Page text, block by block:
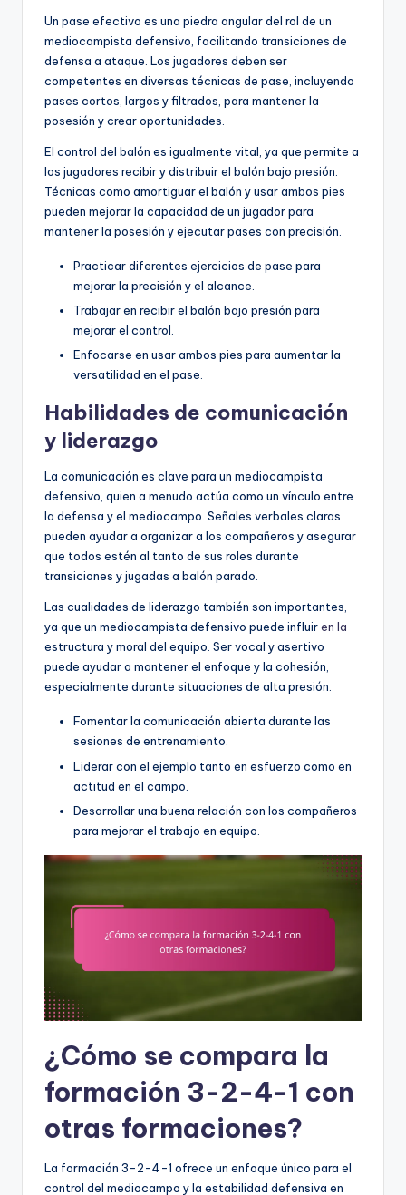
Un pase efectivo es una piedra angular del rol de un
mediocampista defensivo, facilitando transiciones de
defensa a ataque. Los jugadores deben ser
competentes en diversas técnicas de pase, incluyendo
pases cortos, largos y filtrados, para mantener la
posesión y crear oportunidades.
El control del balón es igualmente vital, ya que permite a
los jugadores recibir y distribuir el balón bajo presión.
Técnicas como amortiguar el balón y usar ambos pies
pueden mejorar la capacidad de un jugador para
mantener la posesión y ejecutar pases con precisión.
Practicar diferentes ejercicios de pase para
mejorar la precisión y el alcance.
Trabajar en recibir el balón bajo presión para
mejorar el control.
Enfocarse en usar ambos pies para aumentar la
versatilidad en el pase.
Habilidades de comunicación
y liderazgo
La comunicación es clave para un mediocampista
defensivo, quien a menudo actúa como un vínculo entre
la defensa y el mediocampo. Señales verbales claras
pueden ayudar a organizar a los compañeros y asegurar
que todos estén al tanto de sus roles durante
transiciones y jugadas a balón parado.
Las cualidades de liderazgo también son importantes,
ya que un mediocampista defensivo puede influiren la
estructura y moral del equipo. Ser vocal y asertivo
puede ayudar a mantener el enfoque y la cohesión,
especialmente durante situaciones de alta presión.
Fomentar la comunicación abierta durante las
sesiones de entrenamiento.
Liderar con el ejemplo tanto en esfuerzo como en
actitud en el campo.
Desarrollar una buena relación con los compañeros
para mejorar el trabajo en equipo.
¿Cómo se compara la
formación 3-2-4-1 con
otras formaciones?
La formación 3-2-4-1 ofrece un enfoque único para el
control del mediocampo y la estabilidad defensiva en